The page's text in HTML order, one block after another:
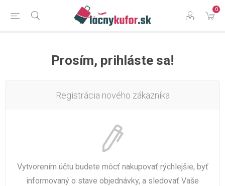
0
Prosím, prihláste sa!
Registrácia nového zákazníka
Vytvorením účtu budete môcť nakupovať rýchlejšie, byť
informovaný o stave objednávky, a sledovať Vaše